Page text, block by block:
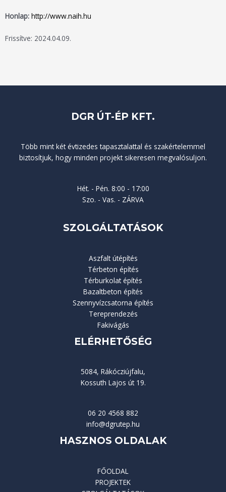
Honlap: http://www.naih.hu
Frissítve: 2024.04.09.
DGR ÚT-ÉP KFT.
Több mint két évtizedes tapasztalattal és szakértelemmel
biztosítjuk, hogy minden projekt sikeresen megvalósuljon.
Hét. - Pén. 8:00 - 17:00
Szo. - Vas. - ZÁRVA
SZOLGÁLTATÁSOK
Aszfalt útépítés
Térbeton építés
Térburkolat építés
Bazaltbeton építés
Szennyvízcsatorna építés
Tereprendezés
Fakivágás
ELÉRHETŐSÉG
5084, Rákócziújfalu,
Kossuth Lajos út 19.
06 20 4568 882
info@dgrutep.hu
HASZNOS OLDALAK
FŐOLDAL
PROJEKTEK